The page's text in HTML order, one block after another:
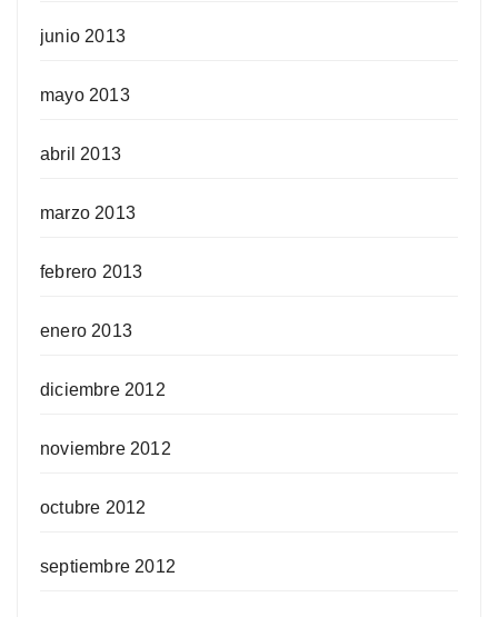
junio 2013
mayo 2013
abril 2013
marzo 2013
febrero 2013
enero 2013
diciembre 2012
noviembre 2012
octubre 2012
septiembre 2012